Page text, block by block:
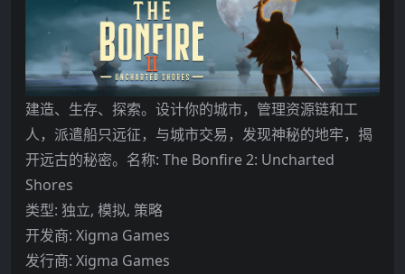
建造、生存、探索。设计你的城市，管理资源链和工
人，派遣船只远征，与城市交易，发现神秘的地牢，揭
开远古的秘密。 名称: The Bonfire 2: Uncharted
Shores
类型: 独立, 模拟, 策略
开发商: Xigma Games
发行商: Xigma Games